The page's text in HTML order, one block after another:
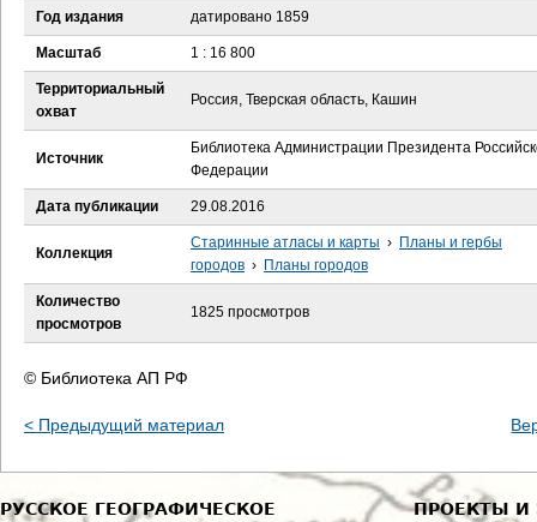
е
с
ь
Год издания датировано 1859
Масштаб 1 : 16 800
Территориальный
охват
Россия, Тверская область, Кашин
Источник
Библиотека Администрации Президента
Федерации
Дата публикации 29.08.2016
Коллекция
Старинные атласы и карты › Планы и гербы
городов › Планы городов
Количество
просмотров
1825 просмотров
© Библиотека АП РФ
< Предыдущий материал
РУССКОЕ ГЕОГРАФИЧЕСКОЕ
ПРОЕКТЫ И